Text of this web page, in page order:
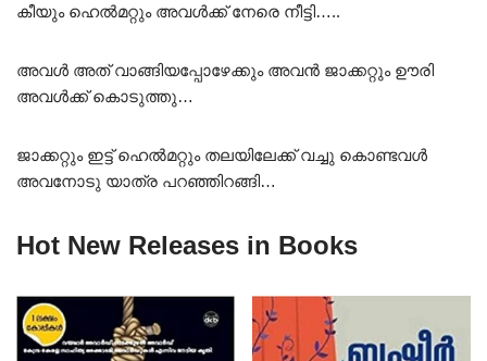
കീയും ഹെൽമറ്റും അവൾക്ക് നേരെ നീട്ടി…..
അവൾ അത് വാങ്ങിയപ്പോഴേക്കും അവൻ ജാക്കറ്റും ഊരി
അവൾക്ക് കൊടുത്തു…
ജാക്കറ്റും ഇട്ട് ഹെൽമറ്റും തലയിലേക്ക് വച്ചു കൊണ്ടവൾ
അവനോടു യാത്ര പറഞ്ഞിറങ്ങി…
Hot New Releases in Books